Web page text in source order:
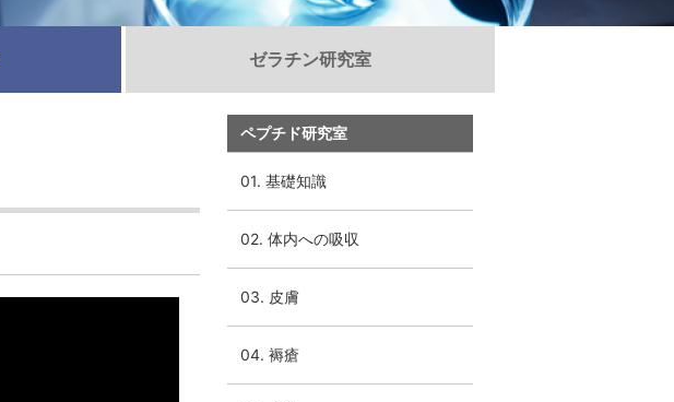
ペプチド研究室
01. 基礎知識
02. 体内への吸収
03. 皮膚
04. 褥瘡
IRよくあるご質問
電子公告
ゼラチン研究室